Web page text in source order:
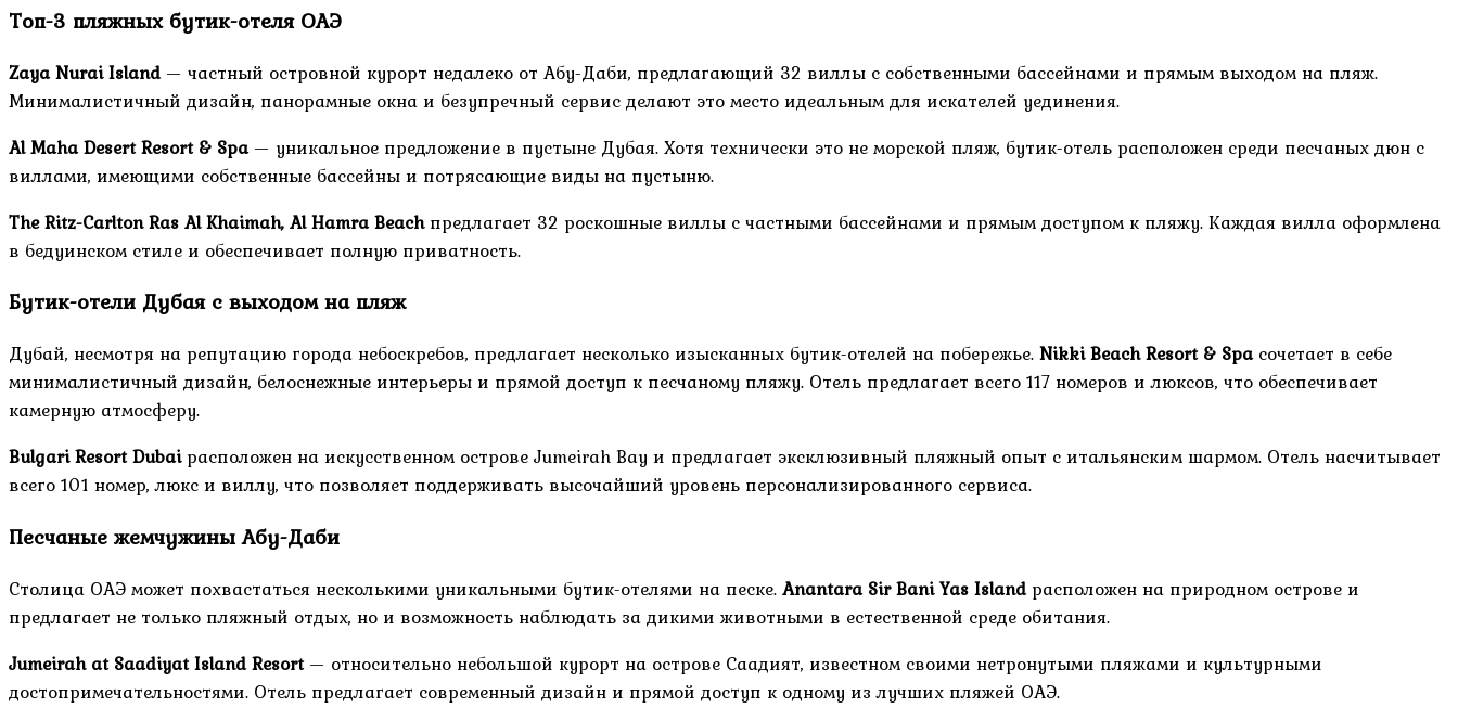
Топ-3 пляжных бутик-отеля ОАЭ
Zaya Nurai Island— частный островной курорт недалеко от Абу-Даби, предлагающий 32 виллы с собственными бассейнами и прямым выходом на пляж.
Минималистичный дизайн, панорамные окна и безупречный сервис делают это место идеальным для искателей уединения.
Al Maha Desert Resort & Spa— уникальное предложение в пустыне Дубая. Хотя технически это не морской пляж, бутик-отель расположен среди песчаных дюн с
виллами, имеющими собственные бассейны и потрясающие виды на пустыню.
The Ritz-Carlton Ras Al Khaimah, Al Hamra Beachпредлагает 32 роскошные виллы с частными бассейнами и прямым доступом к пляжу. Каждая вилла оформлена
в бедуинском стиле и обеспечивает полную приватность.
Бутик-отели Дубая с выходом на пляж
Дубай, несмотря на репутацию города небоскребов, предлагает несколько изысканных бутик-отелей на побережье.Nikki Beach Resort & Spaсочетает в себе
минималистичный дизайн, белоснежные интерьеры и прямой доступ к песчаному пляжу. Отель предлагает всего 117 номеров и люксов, что обеспечивает
камерную атмосферу.
Bulgari Resort Dubaiрасположен на искусственном острове Jumeirah Bay и предлагает эксклюзивный пляжный опыт с итальянским шармом. Отель насчитывает
всего 101 номер, люкс и виллу, что позволяет поддерживать высочайший уровень персонализированного сервиса.
Песчаные жемчужины Абу-Даби
Столица ОАЭ может похвастаться несколькими уникальными бутик-отелями на песке.Anantara Sir Bani Yas Islandрасположен на природном острове и
предлагает не только пляжный отдых, но и возможность наблюдать за дикими животными в естественной среде обитания.
Jumeirah at Saadiyat Island Resort— относительно небольшой курорт на острове Саадият, известном своими нетронутыми пляжами и культурными
достопримечательностями. Отель предлагает современный дизайн и прямой доступ к одному из лучших пляжей ОАЭ.